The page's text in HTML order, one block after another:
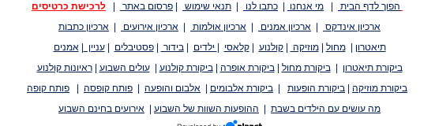
הפוך לדף הבית מי אנחנו כתבו לנו תנאי שימוש פרסום באתר
לרכישת כרטיסים
ארכיון אינדקס
ארכיון אמנים ארכיון אולמות ארכיון אירועים
ארכיון כתבות
תיאטרון
|מחול |מוזיקה |קולנוע |קלאסי ילדים |בידור |פסטיבלים |עניין |אמנים
ביקורת תיאטרון
|ביקורת מחול |ביקורת אופרה |ביקורת קולנוע |עולים השבוע |ראיונות קולנוע
ביקורת מוזיקה
ביקורת הופעות ביקורת אלבומים אלבום והופעה פותח קופסה
פותח קופה
מה עושים עם הילדים בשבת
ההופעות השוות של השבוע אירועים בחינם השבוע